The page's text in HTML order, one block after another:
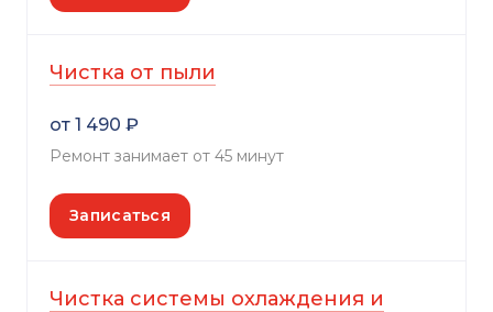
Чистка от пыли
от 1 490 ₽
Ремонт занимает от 45 минут
Записаться
Чистка системы охлаждения и